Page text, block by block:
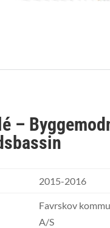
–
2015-2016
Favrskov
A/S